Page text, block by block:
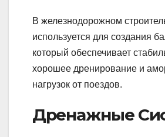
В железнодорожном
используется для создания
который обеспечивает
хорошее дренирование и
нагрузок от поездов.
Дренажные